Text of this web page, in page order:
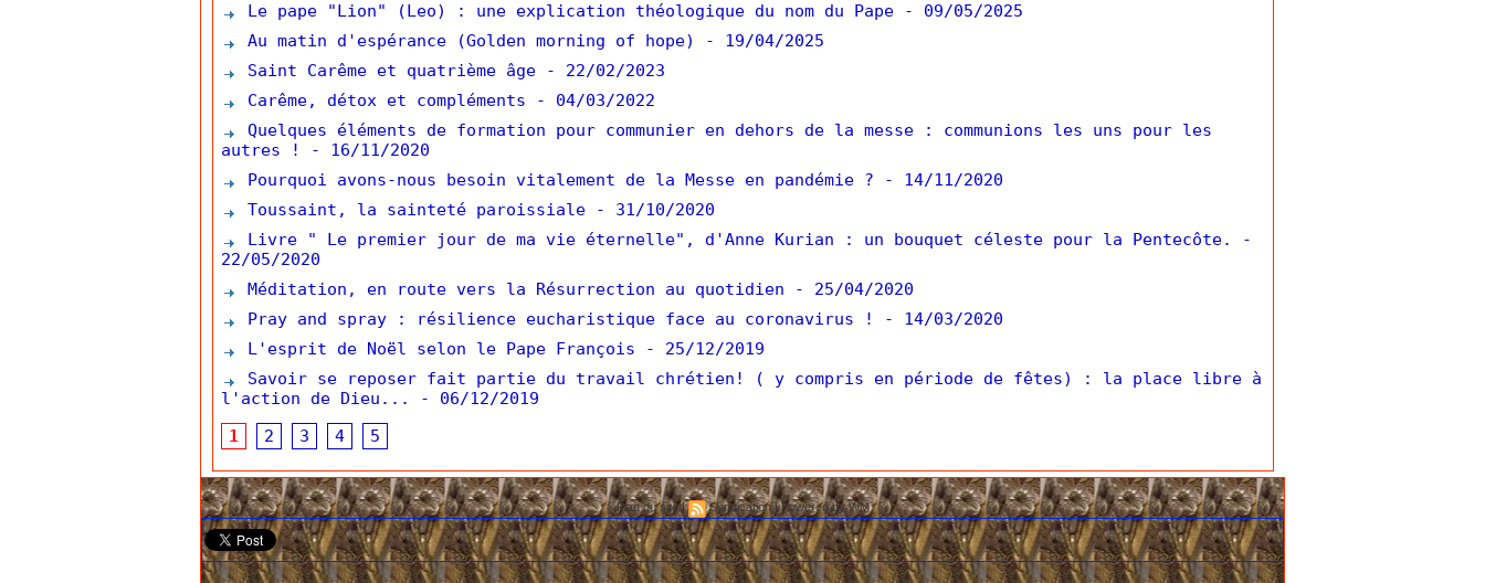
Le pape "Lion" (Leo) : une explication théologique du nom du Pape
- 09/05/2025
Au matin d'espérance (Golden morning of hope)
- 19/04/2025
Saint Carême et quatrième âge
- 22/02/2023
Carême, détox et compléments
- 04/03/2022
Quelques éléments de formation pour communier en dehors de la messe : communions les uns pour les
autres !
- 16/11/2020
Pourquoi avons-nous besoin vitalement de la Messe en pandémie ?
- 14/11/2020
Toussaint, la sainteté paroissiale
- 31/10/2020
Livre " Le premier jour de ma vie éternelle", d'Anne Kurian : un bouquet céleste pour la Pentecôte.
-
22/05/2020
Méditation, en route vers la Résurrection au quotidien
- 25/04/2020
Pray and spray : résilience eucharistique face au coronavirus !
- 14/03/2020
L'esprit de Noël selon le Pape François
- 25/12/2019
Savoir se reposer fait partie du travail chrétien! ( y compris en période de fêtes) : la place libre à
l'action de Dieu...
- 06/12/2019
1
2 3 4 5
Plan du site | Syndication |Powered by WM